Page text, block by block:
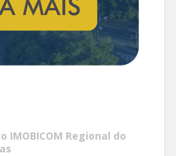
IMOBICOM Regional do